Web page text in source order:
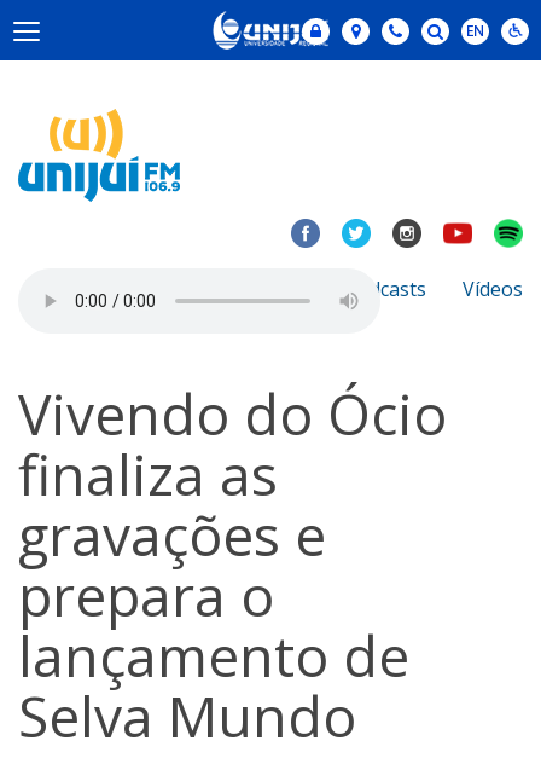
Notícias Podcasts Vídeos
Vivendo do Ócio
finaliza as
gravações e
prepara o
lançamento de
Selva Mundo